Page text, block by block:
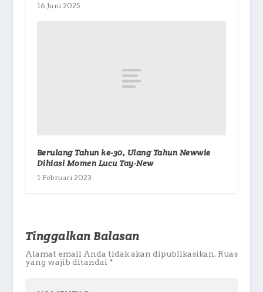
16 Juni 2025
Berulang Tahun ke-30, Ulang Tahun Newwie
Dihiasi Momen Lucu Tay-New
1 Februari 2023
Tinggalkan Balasan
Alamat email Anda tidak akan dipublikasikan. Ruas
yang wajib ditandai *